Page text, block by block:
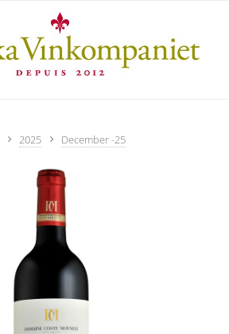
2025 December -25